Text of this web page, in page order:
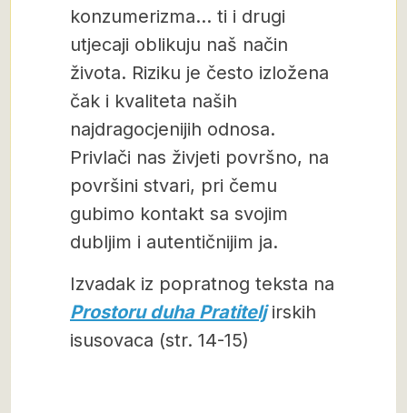
konzumerizma… ti i drugi
utjecaji oblikuju naš način
života. Riziku je često izložena
čak i kvaliteta naših
najdragocjenijih odnosa.
Privlači nas živjeti površno, na
površini stvari, pri čemu
gubimo kontakt sa svojim
dubljim i autentičnijim ja.
Izvadak iz popratnog teksta na
Prostoru duha Pratiteljirskih
isusovaca (str. 14-15)